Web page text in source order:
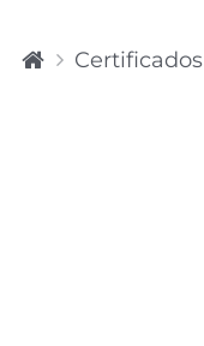
P
Certificados